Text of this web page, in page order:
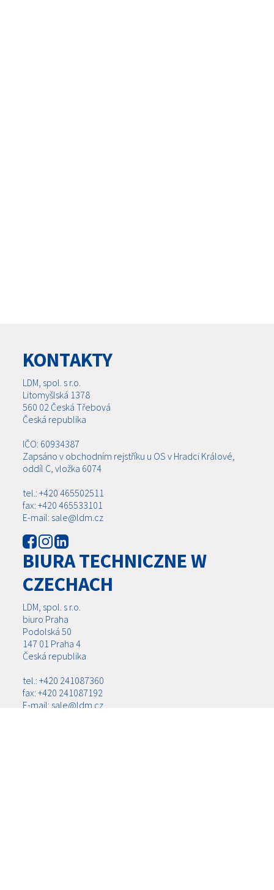
KONTAKTY
LDM, spol. s r.o.
Litomyšlská 1378
560 02 Česká Třebová
Česká republika
IČO: 60934387
Zapsáno v obchodním rejstříku u OS v Hradci Králové,
oddíl C, vložka 6074
tel.: +420 465502511
fax: +420 465533101
E-mail: sale@ldm.cz
BIURA TECHNICZNE W
CZECHACH
LDM, spol. s r.o.
biuro Praha
Podolská 50
147 01 Praha 4
Česká republika
tel.: +420 241087360
fax: +420 241087192
E-mail: sale@ldm.cz